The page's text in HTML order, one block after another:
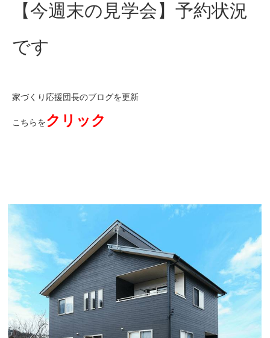
【今週末の見学会】予約状況
です
家づくり応援団長のブログを更新
こちらを クリック